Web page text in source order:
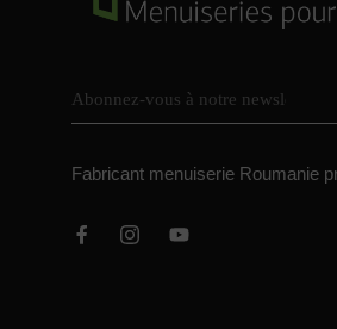
Fabricant menuiserie Roumanie